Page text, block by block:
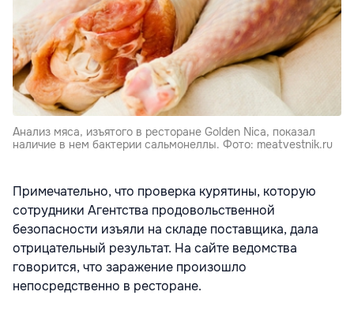
Анализ мяса, изъятого в ресторане Golden Nica, показал
наличие в нем бактерии сальмонеллы. Фото: meatvestnik.ru
Примечательно, что проверка курятины, которую
сотрудники Агентства продовольственной
безопасности изъяли на складе поставщика, дала
отрицательный результат. На сайте ведомства
говорится, что заражение произошло
непосредственно в ресторане.